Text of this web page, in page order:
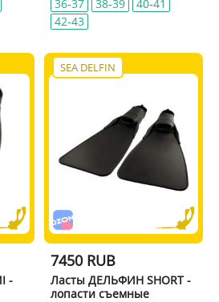
36-37 38-39
40-41
42-43
-
SEA DELFIN
7450 RUB
Ласты ДЕЛЬФИН SHORT -
лопасти съемные